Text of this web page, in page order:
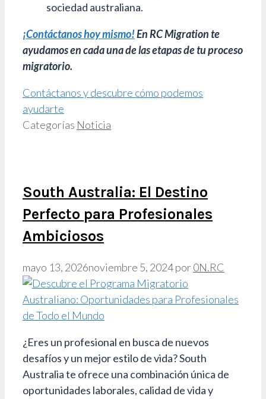
sociedad australiana.
¡Contáctanos hoy mismo!En RC Migration te
ayudamos en cada una de las etapas de tu proceso
migratorio.
Contáctanos y descubre cómo podemos
ayudarte
Categorías Noticia
South Australia: El Destino
Perfecto para Profesionales
Ambiciosos
mayo 13, 2026noviembre 5, 2024por0N.RC
¿Eres un profesional en busca de nuevos
desafíos y un mejor estilo de vida? South
Australia te ofrece una combinación única de
oportunidades laborales, calidad de vida y